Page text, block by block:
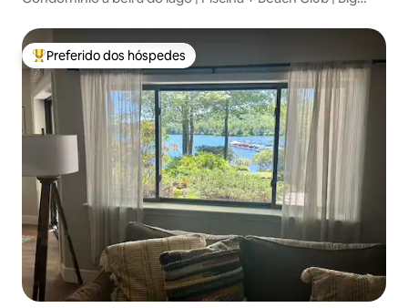
Entre os melhores preferidos dos hóspedes
Preferido dos hóspedes